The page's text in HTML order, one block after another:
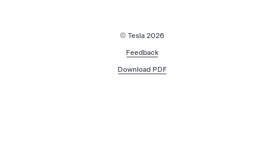
© Tesla 2026
Feedback
Download PDF